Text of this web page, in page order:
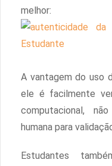
melhor:
A vantagem do uso
ele é facilmente
computacional,
humana para
Estudantes